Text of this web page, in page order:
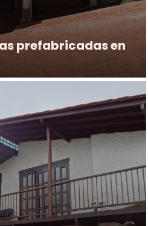
prefabricadas en